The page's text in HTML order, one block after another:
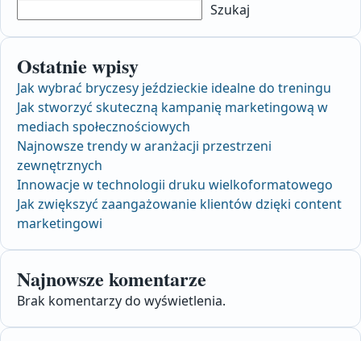
Szukaj
Ostatnie wpisy
Jak wybrać bryczesy jeździeckie idealne do treningu
Jak stworzyć skuteczną kampanię marketingową w
mediach społecznościowych
Najnowsze trendy w aranżacji przestrzeni
zewnętrznych
Innowacje w technologii druku wielkoformatowego
Jak zwiększyć zaangażowanie klientów dzięki content
marketingowi
Najnowsze komentarze
Brak komentarzy do wyświetlenia.